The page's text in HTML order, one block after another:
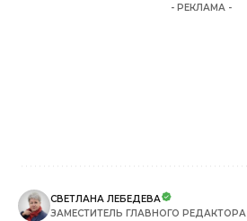
- РЕКЛАМА -
СВЕТЛАНА ЛЕБЕДЕВА
ЗАМЕСТИТЕЛЬ ГЛАВНОГО РЕДАКТОРА